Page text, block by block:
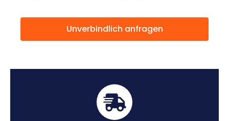
Unverbindlich anfragen